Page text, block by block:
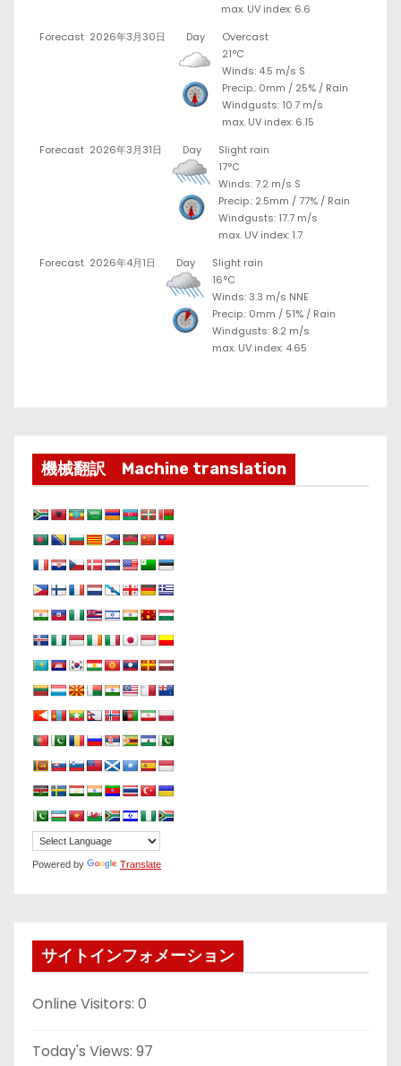
max. UV index: 6.6
Forecast 2026年3月30日 Day
Overcast
21°C
Winds: 4.5 m/s S
Precip.: 0mm / 25% / Rain
Windgusts: 10.7 m/s
max. UV index: 6.15
Forecast 2026年3月31日 Day
Slight rain
17°C
Winds: 7.2 m/s S
Precip.: 2.5mm /77% / Rain
Windgusts: 17.7 m/s
max. UV index: 1.7
Forecast 2026年4月1日 Day
Slight rain
16°C
Winds: 3.3 m/s NNE
Precip.: 0mm / 51% / Rain
Windgusts: 8.2 m/s
max. UV index: 4.65
機械翻訳 Machine translation
Powered by Translate
サイトインフォメーション
Online Visitors: 0
Today's Views: 97